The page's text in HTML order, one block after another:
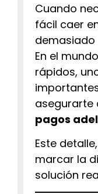
Cuando
fácil caer
demasiado
En el
rápidos,
asegurarte
pagos
Este
marcar la
solución